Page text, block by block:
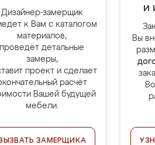
Дизайнер-замерщик
к Вам с каталогом
материалов,
проведёт детальные
замеры,
проект и сделает
расчёт
Вашей будущей
мебели.
ВЫЗВАТЬ ЗАМЕРЩИКА
и
Вы